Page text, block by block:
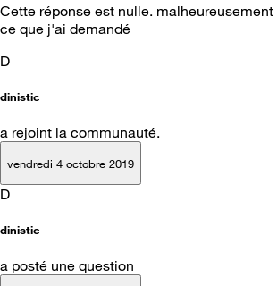
Cette réponse est nulle.
ce que j'ai demandé
D
dinistic
a rejoint la communauté.
vendredi 4 octobre 2019
D
dinistic
a posté une question